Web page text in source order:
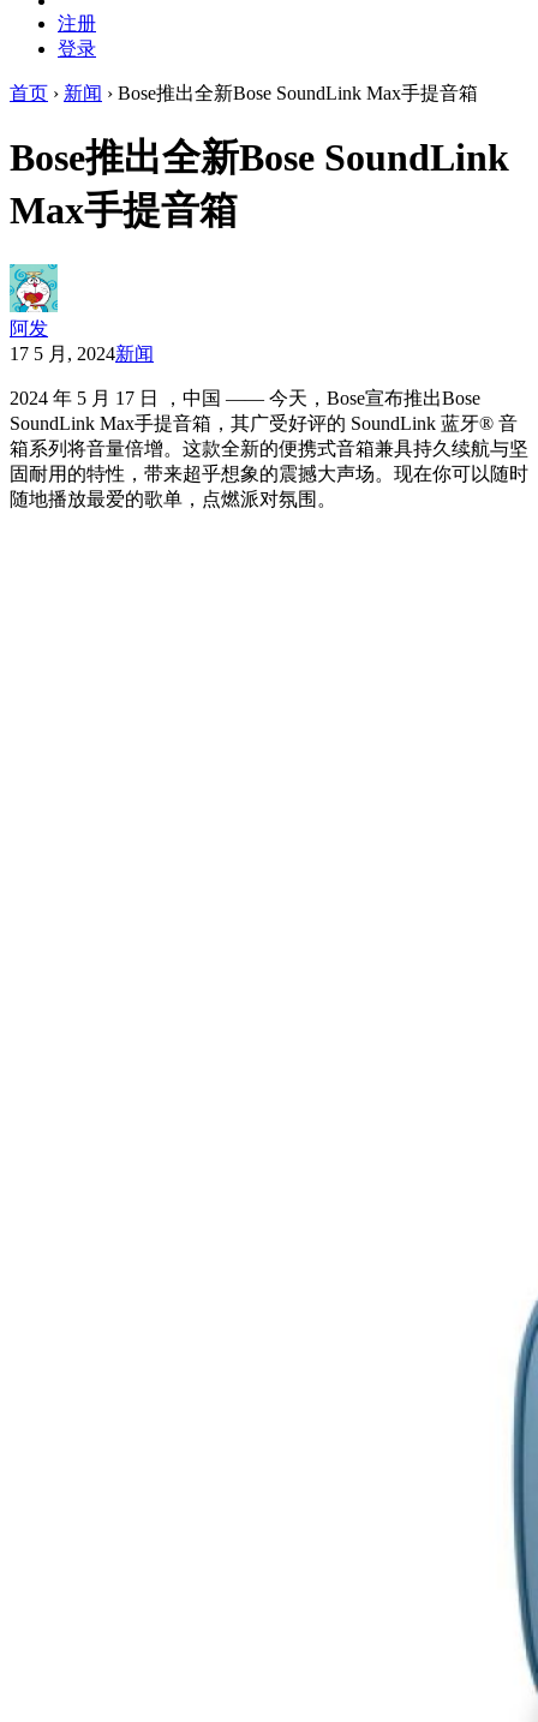
注册
登录
首页 › 新闻 › Bose推出全新Bose SoundLink Max手提音箱
Bose推出全新Bose SoundLink
Max手提音箱
阿发
17 5 月, 2024新闻
2024 年 5 月 17 日 ，中国 —— 今天，Bose宣布推出Bose
SoundLink Max手提音箱，其广受好评的 SoundLink 蓝牙® 音
箱系列将音量倍增。这款全新的便携式音箱兼具持久续航与坚
固耐用的特性，带来超乎想象的震撼大声场。现在你可以随时
随地播放最爱的歌单，点燃派对氛围。